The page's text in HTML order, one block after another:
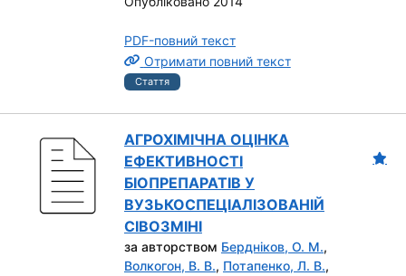
PDF-повний текст
Отримати повний текст
Стаття
АГРОХІМІЧНА ОЦІНКА
ЕФЕКТИВНОСТІ
БІОПРЕПАРАТІВ У
ВУЗЬКОСПЕЦІАЛІЗОВАНІЙ
СІВОЗМІНІ
за авторством Бердніков, О. М.,
Волкогон, В. В., Потапенко, Л. В.,